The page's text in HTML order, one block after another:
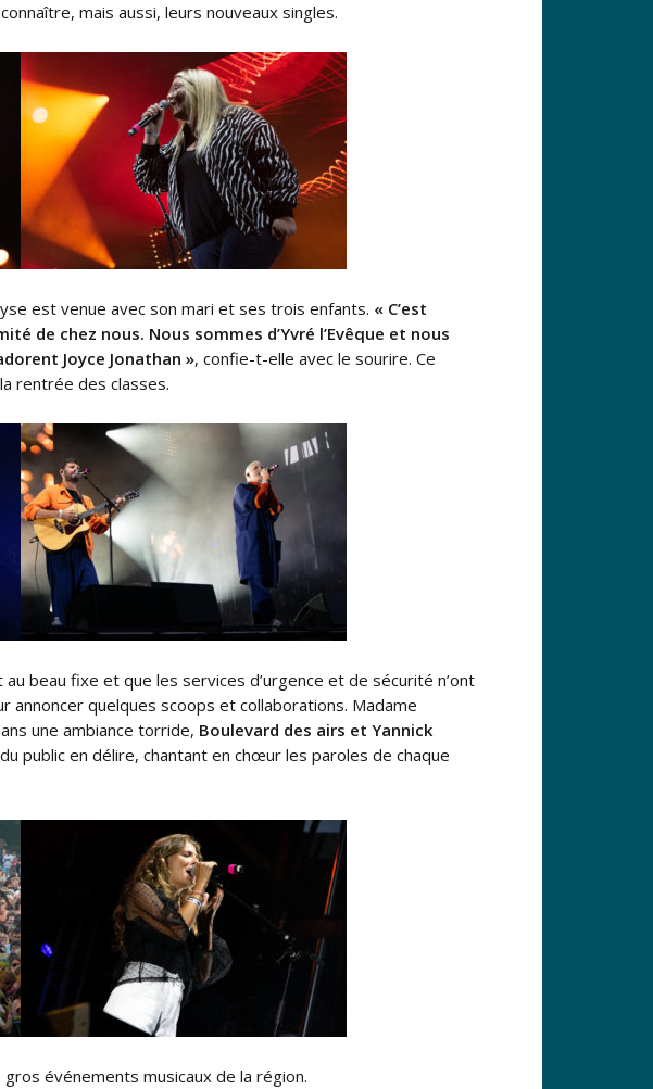
mais aussi, leurs nouveaux singles.
est venue avec son mari et ses trois enfants. « C’est
de chez nous. Nous sommes d’Yvré l’Evêque et nous
Joyce Jonathan », confie-t-elle avec le sourire. Ce
rentrée des classes.
beau fixe et que les services d’urgence et de sécurité n’ont
quelques scoops et collaborations. Madame
une ambiance torride, Boulevard des airs et Yannick
public en délire, chantant en chœur les paroles de chaque
événements musicaux de la région.